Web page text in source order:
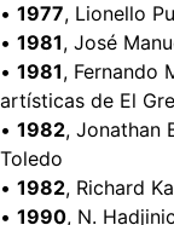
• 1977, Lionello
• 1981, José
• 1981, Fernando
artísticas de El
• 1982, Jonathan
Toledo
• 1982, Richard
• 1990, N.